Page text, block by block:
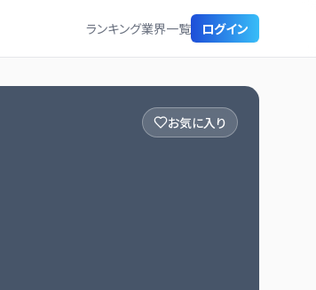
ランキング業界一覧 ログイン
お気に入り